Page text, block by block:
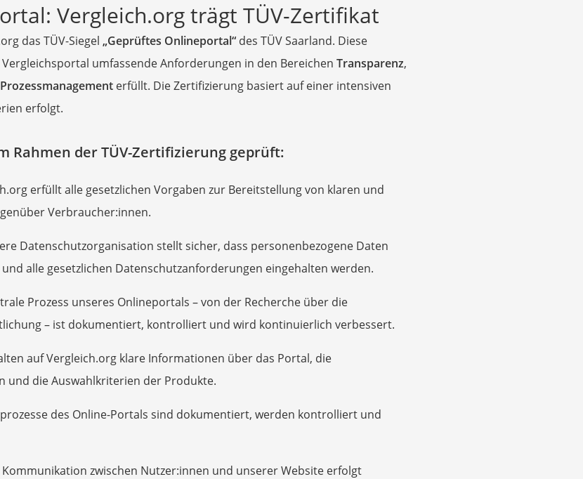
Vergleich.org trägt TÜV-Zertifikat
das TÜV-Siegel „Geprüftes Onlineportal“des TÜV Saarland. Diese
umfassende Anforderungen in den Bereichen Transparenz,
Prozessmanagement erfüllt. Die Zertifizierung basiert auf einer intensiven
erfolgt.
Rahmen der TÜV-Zertifizierung geprüft:
erfüllt alle gesetzlichen Vorgaben zur Bereitstellung von klaren und
Verbraucher:innen.
Datenschutzorganisation stellt sicher, dass personenbezogene Daten
alle gesetzlichen Datenschutzanforderungen eingehalten werden.
Prozess unseres Onlineportals – von der Recherche über die
– ist dokumentiert, kontrolliert und wird kontinuierlich verbessert.
auf Vergleich.org klare Informationen über das Portal, die
und die Auswahlkriterien der Produkte.
des Online-Portals sind dokumentiert, werden kontrolliert und
Kommunikation zwischen Nutzer:innen und unserer Website erfolgt